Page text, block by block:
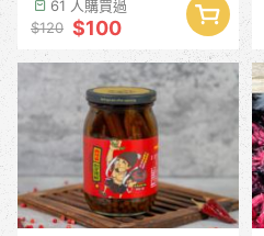
61 人購買過
$120 $100